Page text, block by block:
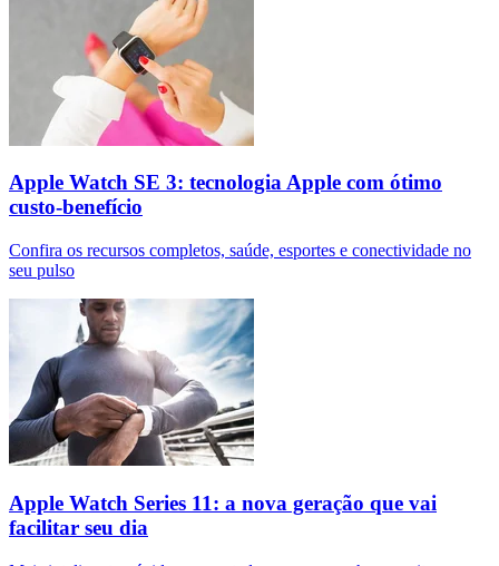
Apple Watch SE 3: tecnologia Apple com ótimo
custo-benefício
Confira os recursos completos, saúde, esportes e conectividade no
seu pulso
Apple Watch Series 11: a nova geração que vai
facilitar seu dia